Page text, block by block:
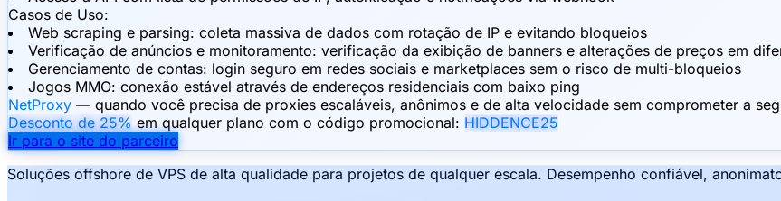
Casos de Uso:
Web scraping e parsing: coleta massiva de dados com rotação de IP e evitando bloqueios
Verificação de anúncios e monitoramento: verificação da exibição de banners e alterações de preços em
Gerenciamento de contas: login seguro em redes sociais e marketplaces sem o risco de multi-bloqueios
Jogos MMO: conexão estável através de endereços residenciais com baixo ping
NetProxy — quando você precisa de proxies escaláveis, anônimos e de alta velocidade sem comprometer a
Desconto de 25% em qualquer plano com o código promocional: HIDDENCE25
Ir para o site do parceiro
Soluções offshore de VPS de alta qualidade para projetos de qualquer escala. Desempenho confiável,